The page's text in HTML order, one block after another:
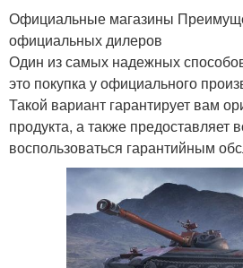
Официальные магазины
официальных дилеров
Один из самых надежных
это покупка у официального
Такой вариант гарантирует вам
продукта, а также предоставляет
воспользоваться гарантийным